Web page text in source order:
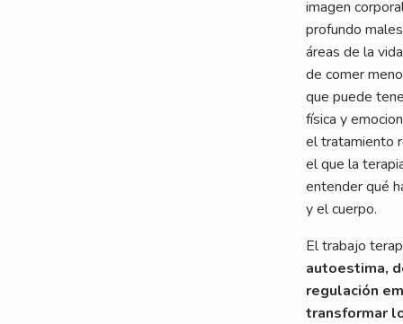
imagen
profundo
áreas de la
de comer
que puede
física y
el tratamiento
el que la
entender qué
y el cuerpo.
El trabajo
autoestima,
regulación
transformar